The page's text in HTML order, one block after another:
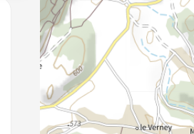
aux favoris